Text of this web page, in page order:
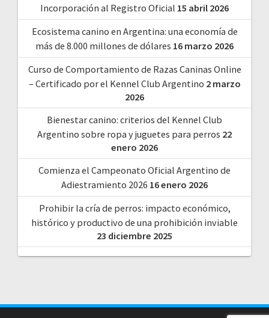
Incorporación al Registro Oficial 15 abril 2026
Ecosistema canino en Argentina: una economía de
más de 8.000 millones de dólares 16 marzo 2026
Curso de Comportamiento de Razas Caninas Online
– Certificado por el Kennel Club Argentino 2 marzo
2026
Bienestar canino: criterios del Kennel Club
Argentino sobre ropa y juguetes para perros 22
enero 2026
Comienza el Campeonato Oficial Argentino de
Adiestramiento 2026 16 enero 2026
Prohibir la cría de perros: impacto económico,
histórico y productivo de una prohibición inviable
23 diciembre 2025